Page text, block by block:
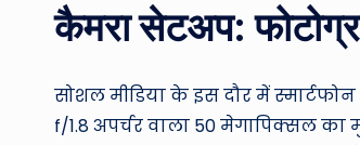
कैमरा सेटअप:
सोशल मीडिया के इस दौर में
f/1.8 अपर्चर वाला 50 मेगापिक्सल